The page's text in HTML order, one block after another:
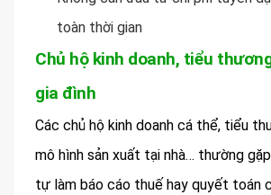
toàn thời gian
Chủ hộ kinh doanh, tiểu
gia đình
Các chủ hộ kinh doanh cá thể, tiểu
mô hình sản xuất tại nhà… thường
tự làm báo cáo thuế hay quyết toán